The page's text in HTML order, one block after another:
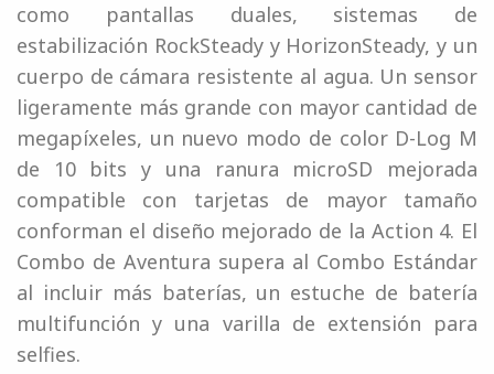
como pantallas duales, sistemas de
estabilización RockSteady y HorizonSteady, y un
cuerpo de cámara resistente al agua. Un sensor
ligeramente más grande con mayor cantidad de
megapíxeles, un nuevo modo de color D-Log M
de 10 bits y una ranura microSD mejorada
compatible con tarjetas de mayor tamaño
conforman el diseño mejorado de la Action 4. El
Combo de Aventura supera al Combo Estándar
al incluir más baterías, un estuche de batería
multifunción y una varilla de extensión para
selfies.